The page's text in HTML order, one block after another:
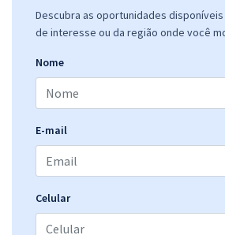
Descubra as oportunidades
de interesse ou da região onde você
Nome
E-mail
Celular